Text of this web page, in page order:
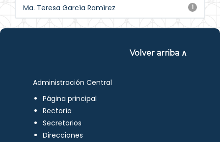
1
Ma. Teresa García Ramírez
Volver arriba ∧
Administración Central
Página principal
Rectoría
Secretarios
Direcciones